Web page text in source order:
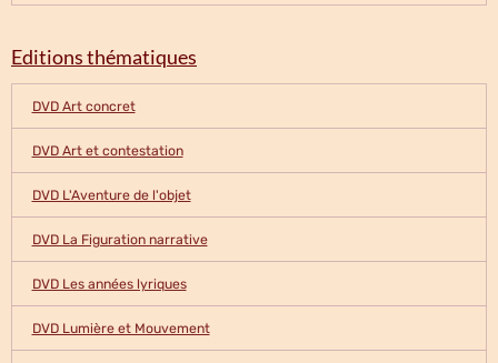
Editions thématiques
DVD Art concret
DVD Art et contestation
DVD L'Aventure de l'objet
DVD La Figuration narrative
DVD Les années lyriques
DVD Lumière et Mouvement